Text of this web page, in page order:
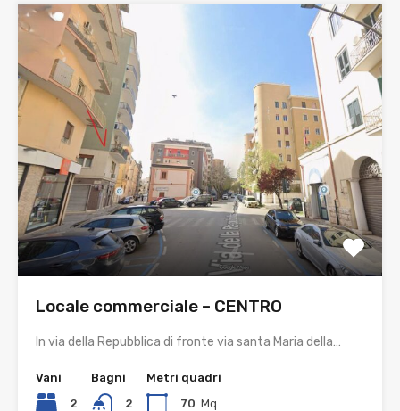
Locale commerciale – CENTRO
In via della Repubblica di fronte via santa Maria della…
Vani
2
Bagni
2
Metri quadri
70 Mq